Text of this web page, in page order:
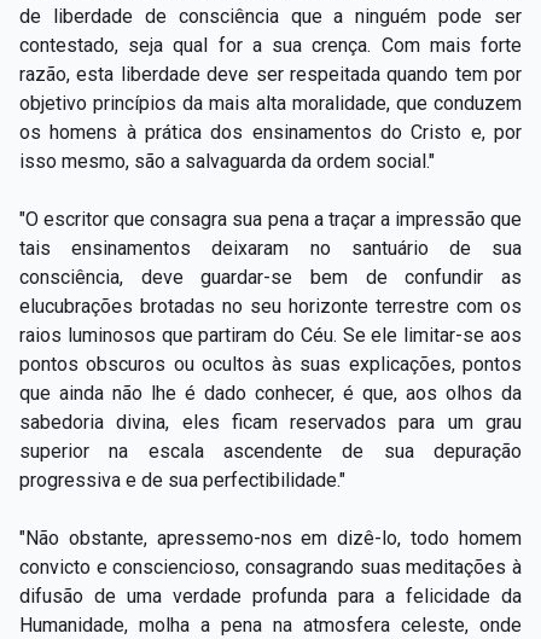
de liberdade de consciência que a ninguém pode ser
contestado, seja qual for a sua crença. Com mais forte
razão, esta liberdade deve ser respeitada quando tem por
objetivo princípios da mais alta moralidade, que conduzem
os homens à prática dos ensinamentos do Cristo e, por
isso mesmo, são a salvaguarda da ordem social."
"O escritor que consagra sua pena a traçar a impressão que
tais ensinamentos deixaram no santuário de sua
consciência, deve guardar-se bem de confundir as
elucubrações brotadas no seu horizonte terrestre com os
raios luminosos que partiram do Céu. Se ele limitar-se aos
pontos obscuros ou ocultos às suas explicações, pontos
que ainda não lhe é dado conhecer, é que, aos olhos da
sabedoria divina, eles ficam reservados para um grau
superior na escala ascendente de sua depuração
progressiva e de sua perfectibilidade."
"Não obstante, apressemo-nos em dizê-lo, todo homem
convicto e consciencioso, consagrando suas meditações à
difusão de uma verdade profunda para a felicidade da
Humanidade, molha a pena na atmosfera celeste, onde